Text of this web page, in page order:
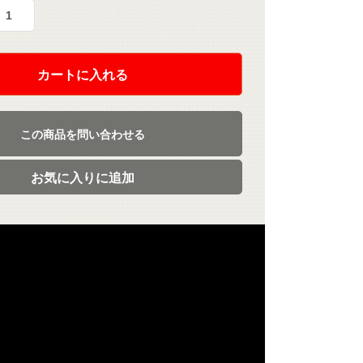
カートに入れる
この商品を問い合わせる
お気に入りに追加